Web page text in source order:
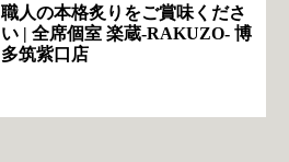
職人の本格炙りをご賞味くださ
い | 全席個室 楽蔵‐RAKUZO‐ 博
多筑紫口店